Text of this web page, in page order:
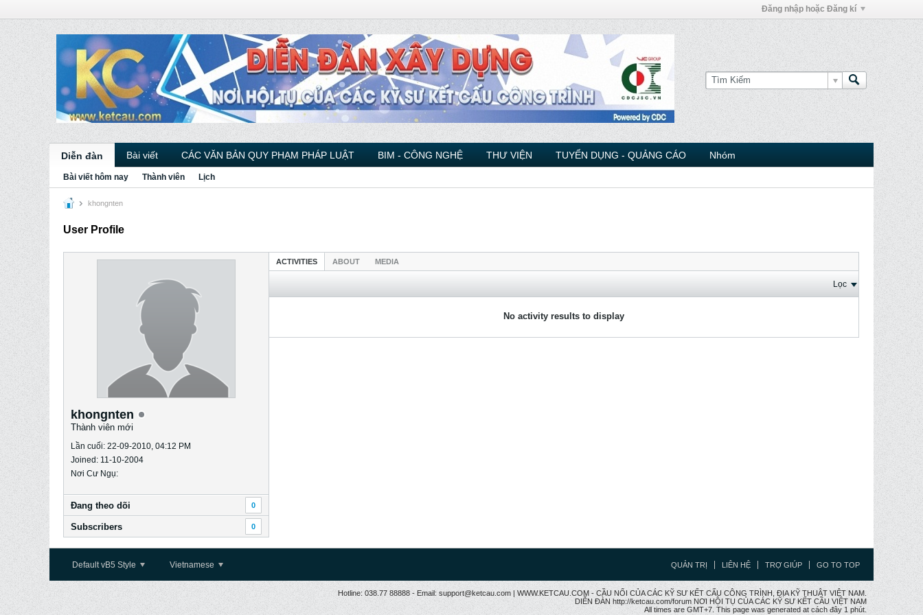
Đăng nhập hoặc Đăng kí
Diễn đàn Bài viết CÁC VĂN BẢN QUY PHẠM PHÁP LUẬT BIM - CÔNG NGHỆ THƯ VIỆN TUYỂN DỤNG - QUẢNG CÁO Nhóm
Bài viết hôm nay Thành viên Lịch
khongnten
User Profile
khongnten
Thành viên mới
Lần cuối: 22-09-2010, 04:12 PM
Joined: 11-10-2004
Nơi Cư Ngụ:
Ðang theo dõi 0
Subscribers 0
ACTIVITIES ABOUT MEDIA
Lọc
No activity results to display
Default vB5 Style Vietnamese QUẢN TRỊ LIÊN HỆ TRỢ GIÚP GO TO TOP
Hotline: 038.77 88888 - Email: support@ketcau.com | WWW.KETCAU.COM - CẦU NỐI CỦA CÁC KỸ SƯ KẾT CẤU CÔNG TRÌNH, ĐỊA KỸ THUẬT VIỆT NAM.
DIỄN ĐÀN http://ketcau.com/forum NƠI HỘI TỤ CỦA CÁC KỸ SƯ KẾT CÂU VIỆT NAM
All times are GMT+7. This page was generated at cách đây 1 phút.